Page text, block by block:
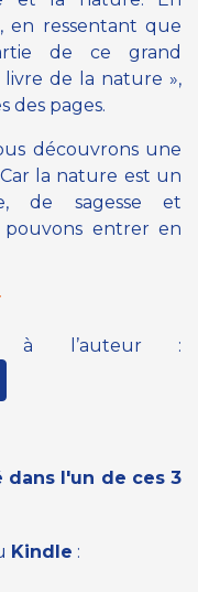
ressentant que
de ce grand
livre de la nature »,
des pages.
découvrons une
la nature est un
de sagesse et
pouvons entrer en
à l’auteur :
l'un de ces 3
Kindle :